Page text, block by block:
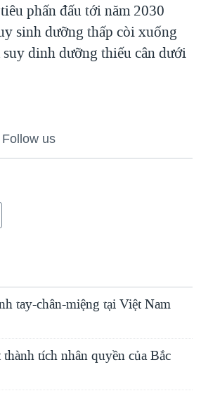
phấn đấu tới năm 2030
sinh dưỡng thấp còi xuống
dinh dưỡng thiếu cân dưới
Follow us
tay-chân-miệng tại Việt Nam
tích nhân quyền của Bắc